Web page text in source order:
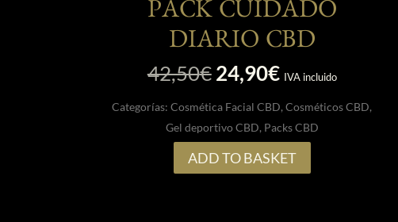
PACK CUIDADO
DIARIO CBD
42,50€El
original
era:
42,50€.
24,90€El
actual
es:
24,90€.
IVA incluido
Categorías:Cosmética Facial CBD,Cosméticos CBD,
Gel deportivo CBD, Packs CBD
ADD TO BASKET